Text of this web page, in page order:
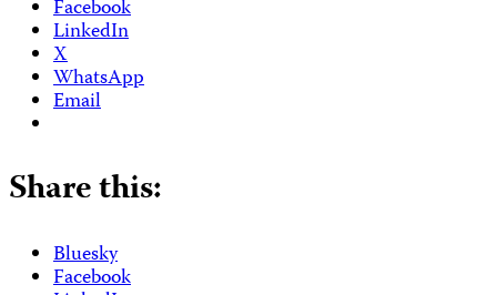
Facebook
LinkedIn
X
WhatsApp
Email
Share this:
Bluesky
Facebook